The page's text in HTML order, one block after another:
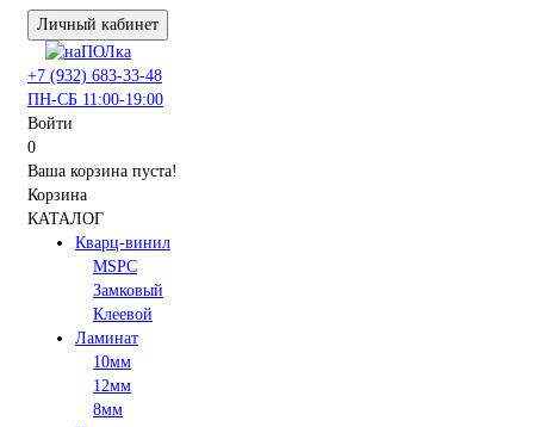
Личный кабинет
+7 (932) 683-33-48
ПН-СБ 11:00-19:00
Войти
0
Ваша корзина пуста!
Корзина
КАТАЛОГ
Кварц-винил
MSPC
Замковый
Клеевой
Ламинат
10мм
12мм
8мм